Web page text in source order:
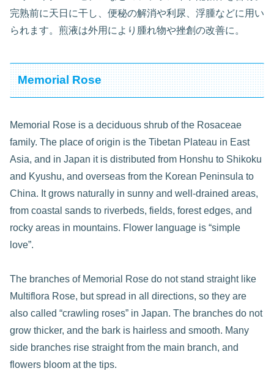
完熟前に天日に干し、便秘の解消や利尿、浮腫などに用い
られます。煎液は外用により腫れ物や挫創の改善に。
Memorial Rose
Memorial Rose is a deciduous shrub of the Rosaceae
family. The place of origin is the Tibetan Plateau in East
Asia, and in Japan it is distributed from Honshu to Shikoku
and Kyushu, and overseas from the Korean Peninsula to
China. It grows naturally in sunny and well-drained areas,
from coastal sands to riverbeds, fields, forest edges, and
rocky areas in mountains. Flower language is “simple
love”.
The branches of Memorial Rose do not stand straight like
Multiflora Rose, but spread in all directions, so they are
also called “crawling roses” in Japan. The branches do not
grow thicker, and the bark is hairless and smooth. Many
side branches rise straight from the main branch, and
flowers bloom at the tips.